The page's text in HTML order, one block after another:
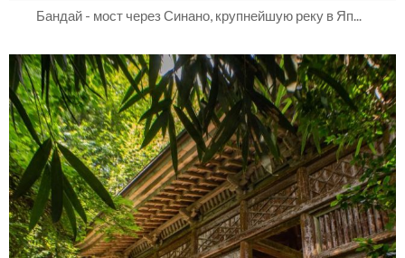
Бандай - мост через Синано, крупнейшую реку в Яп...